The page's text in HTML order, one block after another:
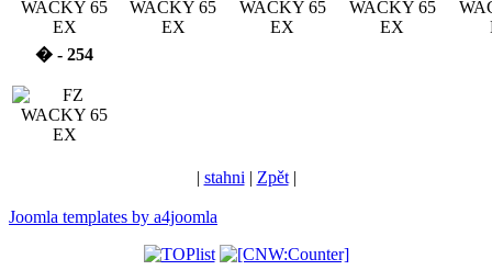
� - 254
| stahni | Zpět|
Joomla templates by a4joomla